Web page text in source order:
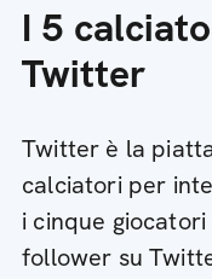
I 5
Twitter
Twitter è la
calciatori per
i cinque
follower su